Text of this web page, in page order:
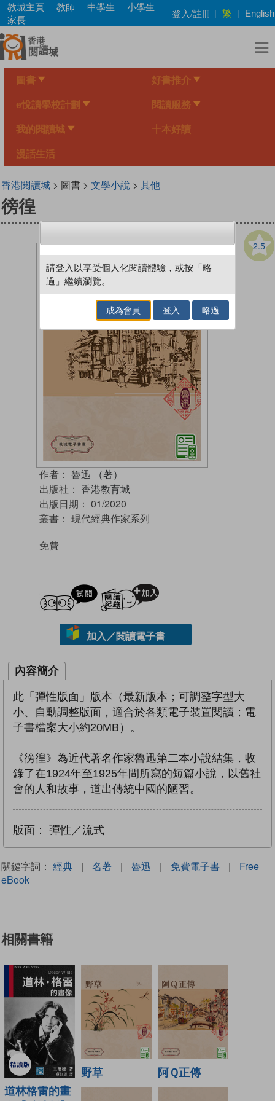
Skip
main
content
教城主頁 教師 中學生
小學生
家長
登入/註冊 | 繁 | English
圖書 好書推介
e悅讀學校計劃 閱讀服務
我的閱讀城 十本好讀
漫話生活
香港閱讀城> 圖書 > 文學小說 > 其他
徬徨
2.5
作者： 魯迅 （著）
出版社： 香港教育城
出版日期： 01/2020
叢書： 現代經典作家系列
免費
試閲
加入／閱讀電子書
內容簡介
此「彈性版面」版本（最新版本；可調整字型大
小、自動調整版面，適合於各類電子裝置閱讀；電
子書檔案大小約20MB）。
《徬徨》為近代著名作家魯迅第二本小說結集，收
錄了在1924年至1925年間所寫的短篇小說，以舊社
會的人和故事，道出傳統中國的陋習。
版面： 彈性／流式
關鍵字詞： 經典 | 名著 | 魯迅 | 免費電子書 |
Free
eBook
相關書籍
道林格雷的畫
野草 阿Ｑ正傳
請登入以享受個人化閱讀體驗，或按「略
過」繼續瀏覽。
成為會員 登入 略過